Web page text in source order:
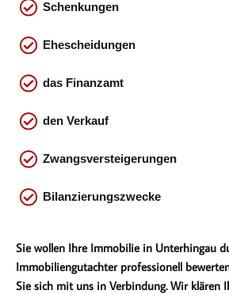
Schenkungen
Ehescheidungen
das Finanzamt
den Verkauf
Zwangsversteigerungen
Bilanzierungszwecke
Sie wollen Ihre Immobilie in Unterhingau
Immobiliengutachter professionell
Sie sich mit uns in Verbindung. Wir klären